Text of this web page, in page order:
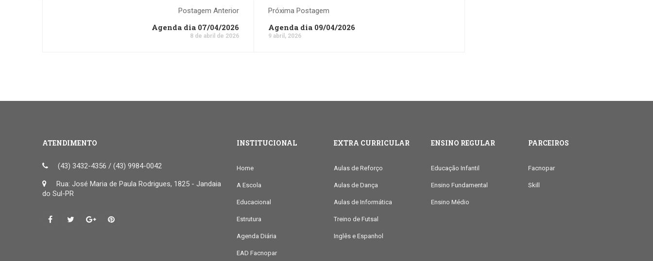
Postagem Anterior
Agenda dia 07/04/2026
8 de abril de 2026
Próxima Postagem
Agenda dia 09/04/2026
9 abril, 2026
ATENDIMENTO
(43) 3432-4356 / (43) 9984-0042
Rua: José Maria de Paula Rodrigues, 1825 - Jandaia
do Sul-PR
INSTITUCIONAL
Home
A Escola
Educacional
Estrutura
Agenda Diária
EAD Facnopar
EXTRA CURRICULAR
Aulas de Reforço
Aulas de Dança
Aulas de Informática
Treino de Futsal
Inglês e Espanhol
ENSINO REGULAR
Educação Infantil
Ensino Fundamental
Ensino Médio
PARCEIROS
Facnopar
Skill